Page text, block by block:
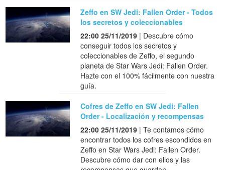
Zeffo en SW Jedi: Fallen Order - Todos
los secretos y coleccionables
22:00 25/11/2019 | Descubre cómo
conseguir todos los secretos y
coleccionables de Zeffo, el segundo
planeta de Star Wars Jedi: Fallen Order.
Hazte con el 100% fácilmente con nuestra
guía.
Cofres de Zeffo en SW Jedi: Fallen
Order - Localización y recompensas
22:00 25/11/2019 | Te contamos cómo
encontrar todos los cofres escondidos en
Zeffo en Star Wars Jedi: Fallen Order.
Descubre cómo dar con ellos y las